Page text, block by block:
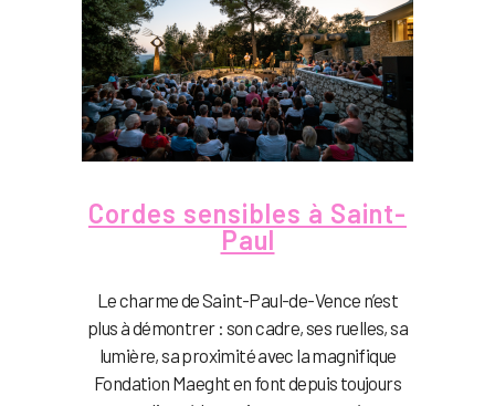
Cordes sensibles à Saint-
Paul
Le charme de Saint-Paul-de-Vence n’est
plus à démontrer : son cadre, ses ruelles, sa
lumière, sa proximité avec la magnifique
Fondation Maeght en font depuis toujours